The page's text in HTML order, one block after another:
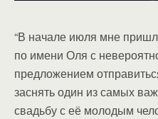
“В начале июля мне
по имени Оля с
предложением
заснять один из самых
свадьбу с её молодым